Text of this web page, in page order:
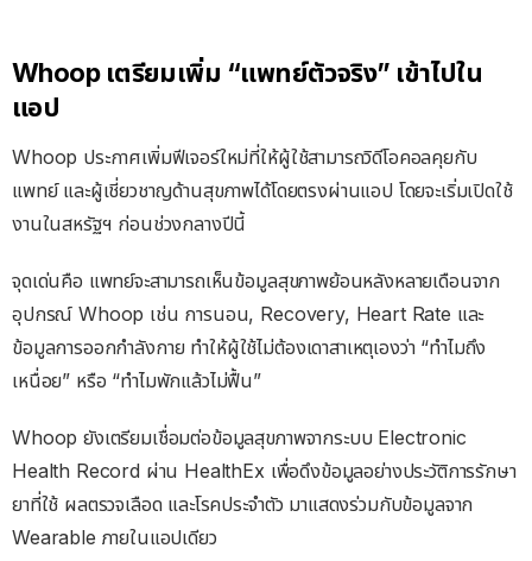
Whoop เตรียมเพิ่ม “แพทย์ตัวจริง” เข้าไปใน
แอป
Whoop ประกาศเพิ่มฟีเจอร์ใหม่ที่ให้ผู้ใช้สามารถวิดีโอคอลคุยกับ
แพทย์ และผู้เชี่ยวชาญด้านสุขภาพได้โดยตรงผ่านแอป โดยจะเริ่มเปิดใช้
งานในสหรัฐฯ ก่อนช่วงกลางปีนี้
จุดเด่นคือ แพทย์จะสามารถเห็นข้อมูลสุขภาพย้อนหลังหลายเดือนจาก
อุปกรณ์ Whoop เช่น การนอน, Recovery, Heart Rate และ
ข้อมูลการออกกำลังกาย ทำให้ผู้ใช้ไม่ต้องเดาสาเหตุเองว่า “ทำไมถึง
เหนื่อย” หรือ “ทำไมพักแล้วไม่ฟื้น”
Whoop ยังเตรียมเชื่อมต่อข้อมูลสุขภาพจากระบบ Electronic
Health Record ผ่าน HealthEx เพื่อดึงข้อมูลอย่างประวัติการรักษา
ยาที่ใช้ ผลตรวจเลือด และโรคประจำตัว มาแสดงร่วมกับข้อมูลจาก
Wearable ภายในแอปเดียว